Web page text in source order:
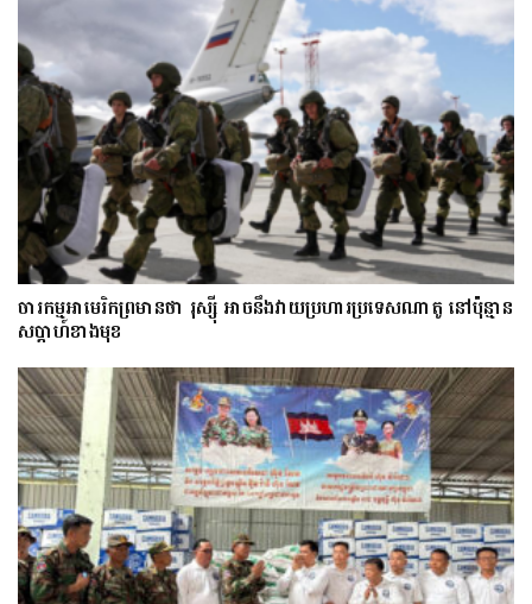
ចារកម្ម​អាមេរិក​ព្រមាន​ថា​ រុស្ស៊ី​ អាចនឹងវាយប្រហារប្រទេស​​ណា​តូ ​នៅ​ប៉ុន្មាន​
សប្តាហ៍​​ខាង​មុខ​​